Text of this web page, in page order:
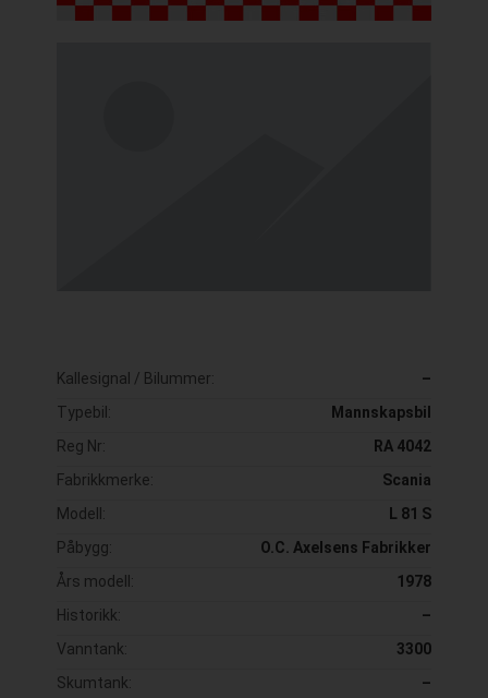
Kallesignal / Bilummer:
–
Typebil:
Mannskapsbil
Reg Nr:
RA 4042
Fabrikkmerke:
Scania
Modell:
L 81 S
Påbygg:
O.C. Axelsens Fabrikker
Års modell:
1978
Historikk:
–
Vanntank:
3300
Skumtank:
–